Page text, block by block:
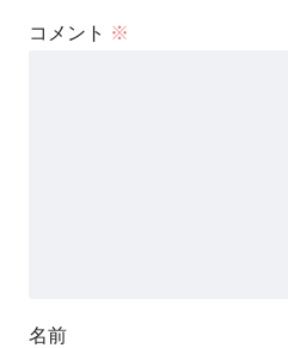
コメント ※
名前